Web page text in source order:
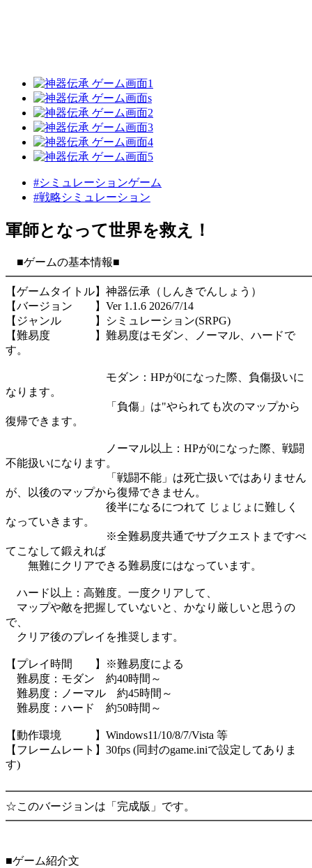
#シミュレーションゲーム
#戦略シミュレーション
軍師となって世界を救え！
■ゲームの基本情報■
【ゲームタイトル】神器伝承（しんきでんしょう）
【バージョン 】Ver 1.1.6 2026/7/14
【ジャンル 】シミュレーション(SRPG)
【難易度 】難易度はモダン、ノーマル、ハードで
す。
モダン：HPが0になった際、負傷扱いに
なります。
「負傷」は"やられても次のマップから
復帰できます。
ノーマル以上：HPが0になった際、戦闘
不能扱いになります。
「戦闘不能」は死亡扱いではありません
が、以後のマップから復帰できません。
後半になるにつれて じょじょに難しく
なっていきます。
※全難易度共通でサブクエストまですべ
てこなして鍛えれば
無難にクリアできる難易度にはなっています。
ハード以上：高難度。一度クリアして、
マップや敵を把握していないと、かなり厳しいと思うの
で、
クリア後のプレイを推奨します。
【プレイ時間 】※難易度による
難易度：モダン 約40時間～
難易度：ノーマル 約45時間～
難易度：ハード 約50時間～
【動作環境 】Windows11/10/8/7/Vista 等
【フレームレート】30fps (同封のgame.iniで設定してありま
す)
☆このバージョンは「完成版」です。
■ゲーム紹介文